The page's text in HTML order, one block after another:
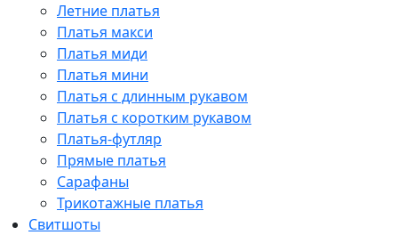
Летние платья
Платья макси
Платья миди
Платья мини
Платья с длинным рукавом
Платья с коротким рукавом
Платья-футляр
Прямые платья
Сарафаны
Трикотажные платья
Свитшоты